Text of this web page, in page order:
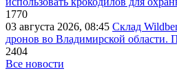
1770
03 августа 2026, 08:45 Склад
дронов во Владимирской области.
2404
Все новости